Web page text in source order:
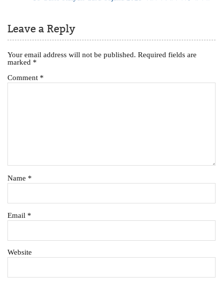
Leave a Reply
Your email address will not be published. Required fields are
marked *
Comment *
Name *
Email *
Website